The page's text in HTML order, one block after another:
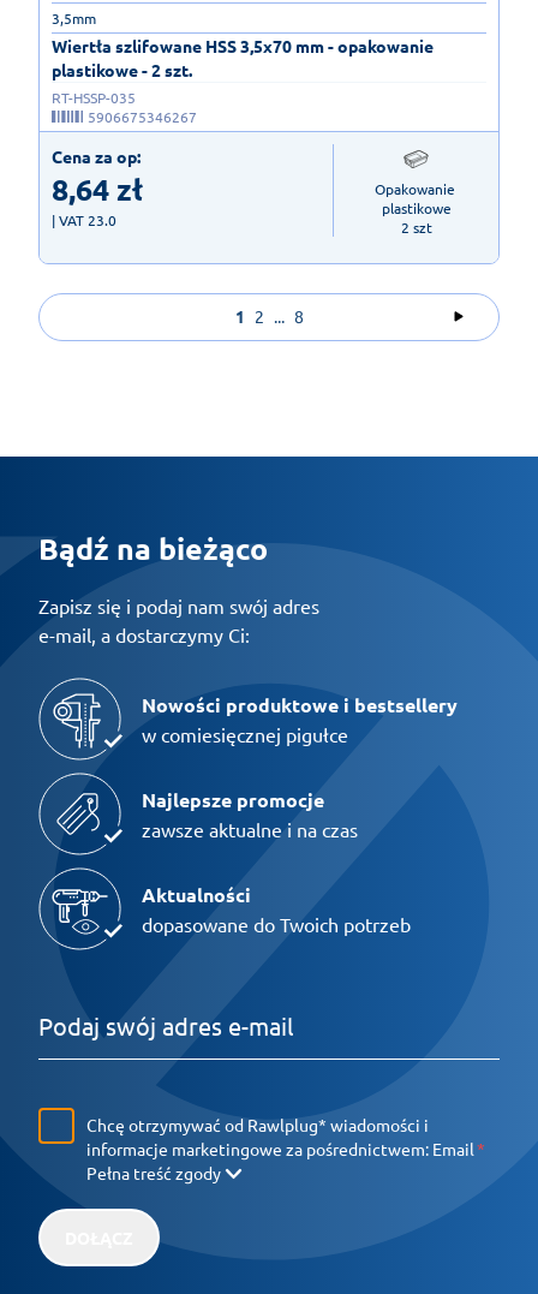
Wiertła szlifowane HSS 3,5x70 mm - opakowanie
plastikowe - 2 szt.
3,5mm
RT-HSSP-035
5906675346267
Cena za op:
8,64zł
| VAT 23.0
Opakowanie
plastikowe
2 szt
1 2 ... 8
Bądź na bieżąco
Zapisz się i podaj nam swój adres
e-mail, a dostarczymy Ci:
Nowości produktowe i bestsellery
w comiesięcznej pigułce
Najlepsze promocje
zawsze aktualne i na czas
Aktualności
dopasowane do Twoich potrzeb
Chcę otrzymywać od Rawlplug* wiadomości i
informacje marketingowe za pośrednictwem: Email
Pełna treść zgody